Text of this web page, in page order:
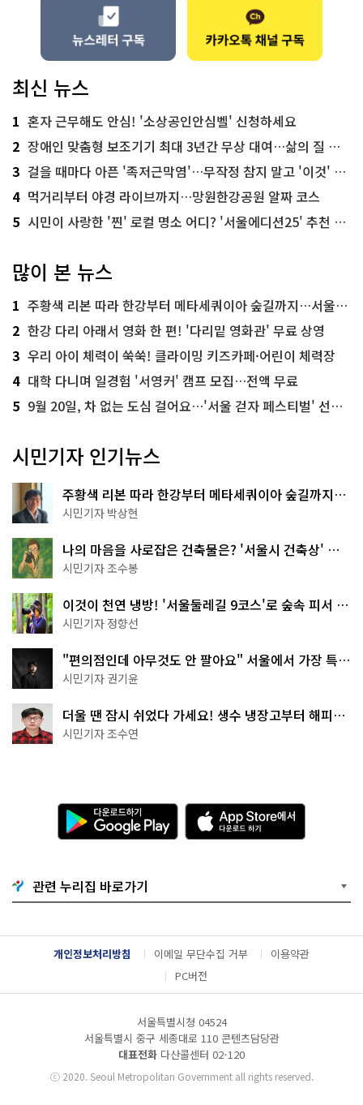
최신 뉴스
1 혼자 근무해도 안심! '소상공인안심벨' 신청하세요
2 장애인 맞춤형 보조기기 최대 3년간 무상 대여…삶의 질 높인다
3 걸을 때마다 아픈 '족저근막염'…무작정 참지 말고 '이것' 해보세요!
4 먹거리부터 야경 라이브까지…망원한강공원 알짜 코스
5 시민이 사랑한 '찐' 로컬 명소 어디? '서울에디션25' 추천 코스
많이 본 뉴스
1 주황색 리본 따라 한강부터 메타세쿼이아 숲길까지…서울둘레길 15코스
2 한강 다리 아래서 영화 한 편! '다리밑 영화관' 무료 상영
3 우리 아이 체력이 쑥쑥! 클라이밍 키즈카페·어린이 체력장
4 대학 다니며 일경험 '서영커' 캠프 모집…전액 무료
5 9월 20일, 차 없는 도심 걸어요…'서울 걷자 페스티벌' 선착순 5천명
시민기자 인기뉴스
주황색 리본 따라 한강부터 메타세쿼이아 숲길까지…
서울둘레길 15코스
시민기자 박상현
나의 마음을 사로잡은 건축물은? '서울시 건축상' 수
상작 공개!
시민기자 조수봉
이것이 천연 냉방! '서울둘레길 9코스'로 숲속 피서 떠
나볼까
시민기자 정향선
"편의점인데 아무것도 안 팔아요" 서울에서 가장 특별
한 편의점의 정체
시민기자 권기윤
더울 땐 잠시 쉬었다 가세요! 생수 냉장고부터 해피소
·무더위쉼터까지
시민기자 조수연
다
운
로
기
G
o
g
l
e
l
A
p
p
e
서
다
운
드
관련 누리집 바로가기
개인정보처리방침 이메일 무단수집 거부
이용약관
PC버전
서울특별시청 04524
서울특별시 중구 세종대로 110 콘텐츠담당관
대표전화 다산콜센터 02-120
ⓒ2020. Seoul Metropolitan Government all rights reserved.